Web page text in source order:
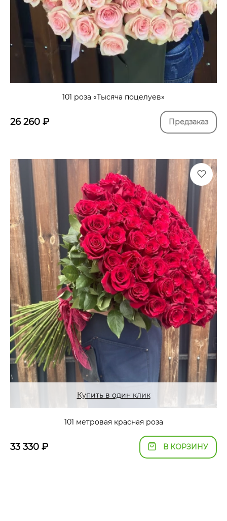
101 роза «Тысяча поцелуев»
26 260 ₽ Предзаказ
Купить в один клик
101 метровая красная роза
33 330 ₽ В КОРЗИНУ